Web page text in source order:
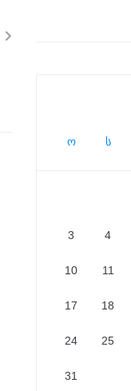
ო ს
3 4
10 11
17 18
24 25
31